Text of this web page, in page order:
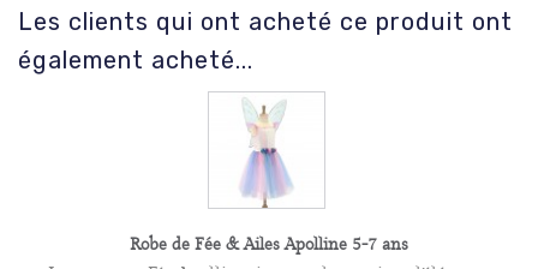
Les clients qui ont acheté ce produit ont
également acheté...
Robe de Fée & Ailes Apolline 5-7 ans